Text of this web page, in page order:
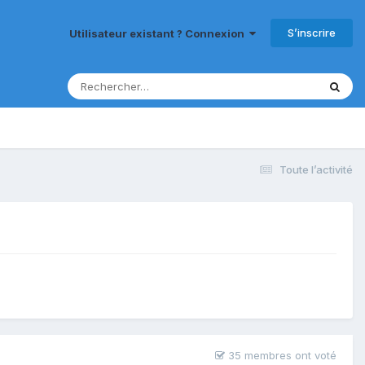
Utilisateur existant ? Connexion S’inscrire
Toute l’activité
35 membres ont voté